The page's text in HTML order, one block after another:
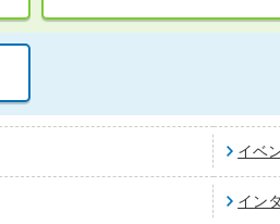
イベ
イン